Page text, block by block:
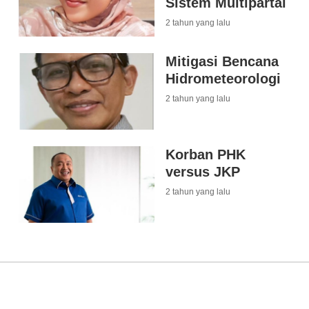
2 tahun yang lalu
Mitigasi Bencana
Hidrometeorologi
2 tahun yang lalu
Korban PHK
versus JKP
2 tahun yang lalu